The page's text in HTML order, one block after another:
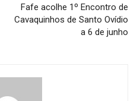
Fafe acolhe 1º Encontro de
Cavaquinhos de Santo Ovídio
a 6 de junho